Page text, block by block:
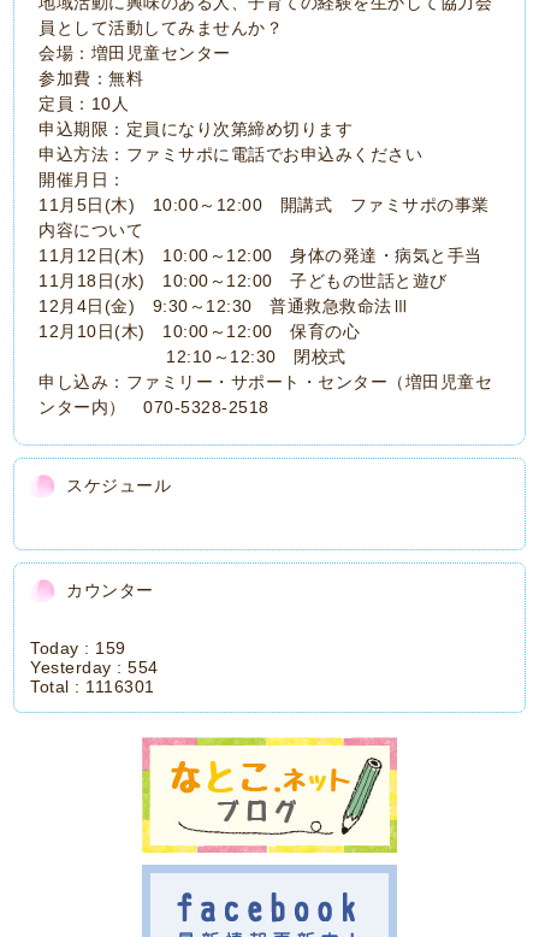
員として活動してみませんか？
会場：増田児童センター
参加費：無料
定員：10人
申込期限：定員になり次第締め切ります
申込方法：ファミサポに電話でお申込みください
開催月日：
11月5日(木) 10:00～12:00 開講式 ファミサポの事業
内容について
11月12日(木) 10:00～12:00 身体の発達・病気と手当
11月18日(水) 10:00～12:00 子どもの世話と遊び
12月4日(金) 9:30～12:30 普通救急救命法Ⅲ
12月10日(木) 10:00～12:00 保育の心
12:10～12:30 閉校式
申し込み：ファミリー・サポート・センター（増田児童セ
ンター内） 070-5328-2518
スケジュール
カウンター
Today : 159
Yesterday :554
Total : 1116301